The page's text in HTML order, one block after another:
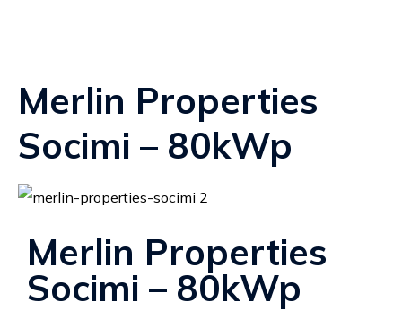
Merlin Properties
Socimi – 80kWp
Merlin Properties
Socimi – 80kWp